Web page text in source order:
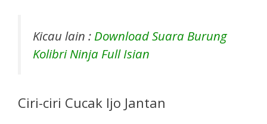
Kicau lain : Download Suara Burung
Kolibri Ninja Full Isian
Ciri-ciri Cucak Ijo Jantan